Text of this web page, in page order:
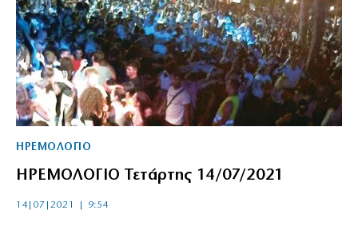
ΗΡΕΜΟΛΟΓΙΟ
ΗΡΕΜΟΛΟΓΙΟ Τετάρτης 14/07/2021
14|07|2021 | 9:54